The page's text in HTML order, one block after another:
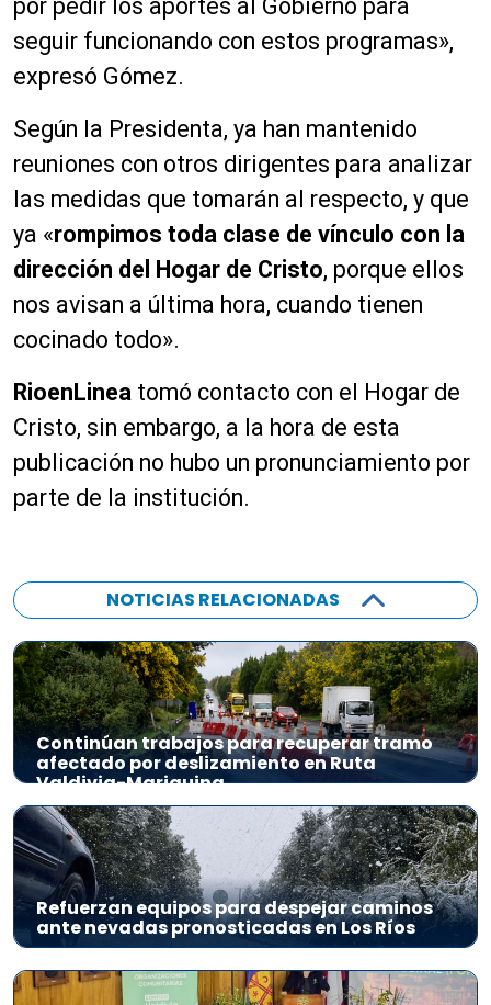
por pedir los aportes al Gobierno para
seguir funcionando con estos programas»,
expresó Gómez.
Según la Presidenta, ya han mantenido
reuniones con otros dirigentes para analizar
las medidas que tomarán al respecto, y que
ya «rompimos toda clase de vínculo con la
dirección del Hogar de Cristo, porque ellos
nos avisan a última hora, cuando tienen
cocinado todo».
RioenLinea tomó contacto con el Hogar de
Cristo, sin embargo, a la hora de esta
publicación no hubo un pronunciamiento por
parte de la institución.
NOTICIAS RELACIONADAS
Continúan trabajos para recuperar tramo
afectado por deslizamiento en Ruta
Valdivia-Mariquina
Refuerzan equipos para despejar caminos
ante nevadas pronosticadas en Los Ríos